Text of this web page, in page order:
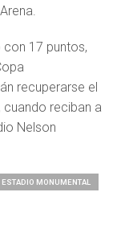
17 puntos,
recuperarse el
reciban a
Nelson
ESTADIO MONUMENTAL